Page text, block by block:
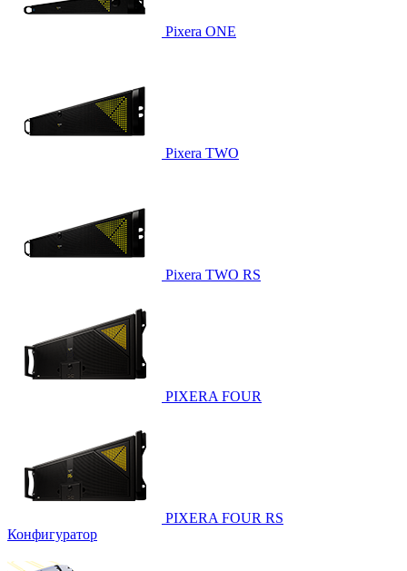
Pixera ONE
Pixera TWO
Pixera TWO RS
PIXERA FOUR
PIXERA FOUR RS
Конфигуратор